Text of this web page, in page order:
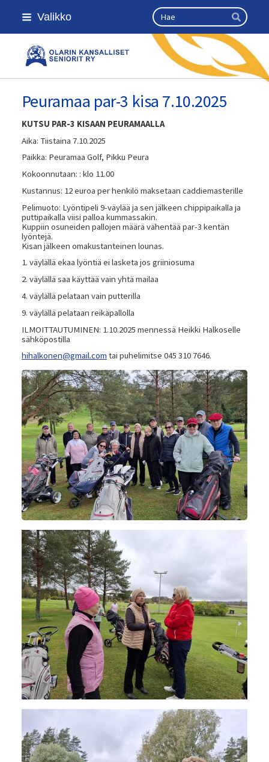
Siirry
sivun
Valikko Haku
Hae
Olarin kansalliset seniorit ry
Peuramaa par-3 kisa 7.10.2025
KUTSU PAR-3 KISAAN PEURAMAALLA
Aika: Tiistaina 7.10.2025
Paikka: Peuramaa Golf, Pikku Peura
Kokoonnutaan: : klo 11.00
Kustannus: 12 euroa per henkilö maksetaan caddiemasterille
Pelimuoto: Lyöntipeli 9-väylää ja sen jälkeen chippipaikalla ja
puttipaikalla viisi palloa kummassakin.
Kuppiin osuneiden pallojen määrä vähentää par-3 kentän
lyöntejä.
Kisan jälkeen omakustanteinen lounas.
1. väylällä ekaa lyöntiä ei lasketa jos griiniosuma
2. väylällä saa käyttää vain yhtä mailaa
4. väylällä pelataan vain putterilla
9. väylällä pelataan reikäpallolla
ILMOITTAUTUMINEN: 1.10.2025 mennessä Heikki Halkoselle
sähköpostilla
hihalkonen@gmail.com tai puhelimitse 045 310 7646.